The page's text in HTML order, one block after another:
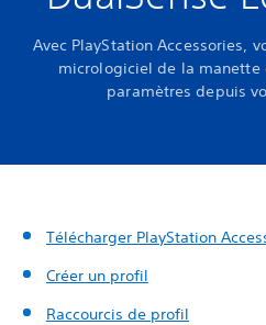
Avec PlayStation Accessories,
micrologiciel de la manette
paramètres depuis
Télécharger PlayStation
Créer un profil
Raccourcis de profil